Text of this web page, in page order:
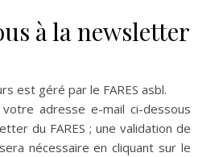
à la newsletter
est géré par le FARES asbl.
adresse e-mail ci-dessous
du FARES ; une validation de
nécessaire en cliquant sur le